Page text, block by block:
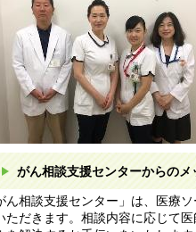
がん相談支援センターからのメ
ん相談支援センター」は、医療
ただきます。相談内容に応じて